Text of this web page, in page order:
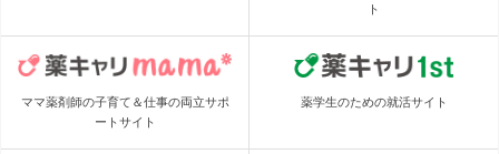
ト
ママ薬剤師の子育て＆仕事の両立サポ
ートサイト
薬学生のための就活サイト